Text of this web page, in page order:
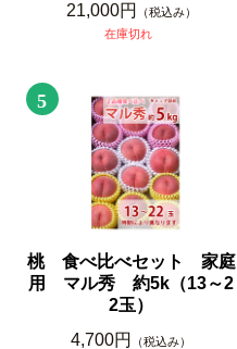
21,000円
（税込み）
在庫切れ
5
桃 食べ比べセット 家庭
用 マル秀 約5k（13～2
2玉）
4,700円
（税込み）